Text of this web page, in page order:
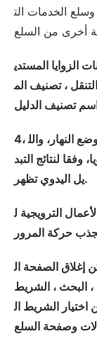
الخدمات الت
مع مكتبة الأيقونات (1182 أيقونات الزوايا المستدي
، تصنيف الم
4، والنهار والليل وضع التبديل، والنهار تلقائيا إلى وضع النهار، والل
وفقا لنتائج التبد
يل اليدوي تظهر.
الترويجية ل
إغلاق الصفحة ال
، البحث ، الشريط
الشريط ال